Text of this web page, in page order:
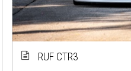
RUF CTR3